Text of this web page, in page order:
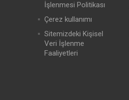
İşlenmesi Politikası
Çerez kullanımı
Sitemizdeki Kişisel
Veri İşlenme
Faaliyetleri